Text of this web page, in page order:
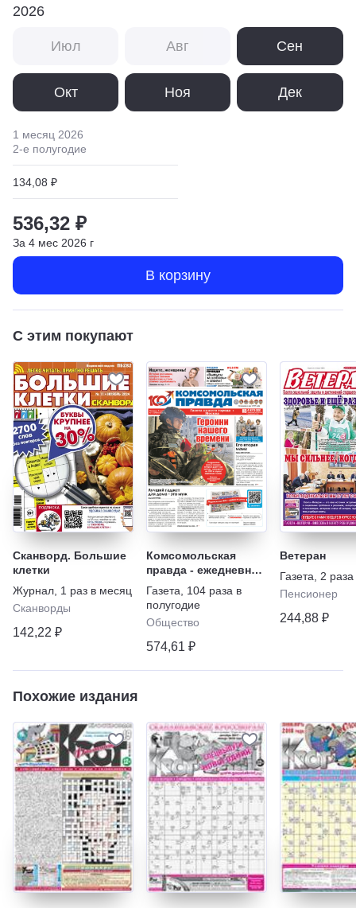
2026
Июл Авг Сен
Окт Ноя Дек
1 месяц 2026
2-е полугодие
134,08 ₽
536,32 ₽
За 4 мес 2026 г
В корзину
С этим покупают
Сканворд. Большие
клетки
Журнал 1 раз в месяц
Сканворды
142,22 ₽
Комсомольская
правда - ежедневная
газета
Газета
104 раза в
полугодие
Общество
574,61 ₽
Ветеран
Газета
2
Пенсионер
244,88 ₽
Похожие издания